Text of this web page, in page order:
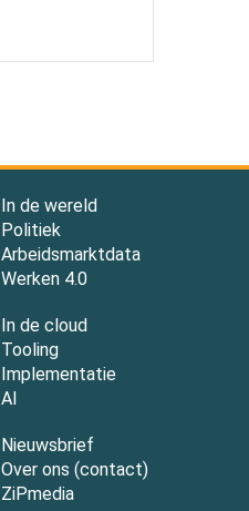
In de wereld
Politiek
Arbeidsmarktdata
Werken 4.0
In de cloud
Tooling
Implementatie
AI
Nieuwsbrief
Over ons (contact)
ZiPmedia